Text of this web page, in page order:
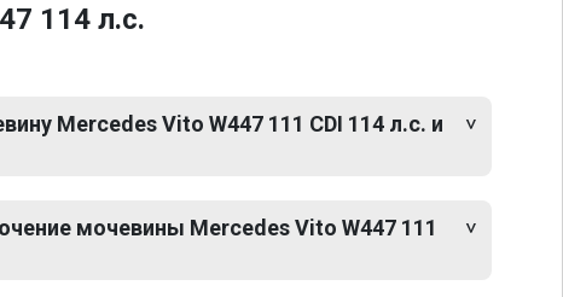
114 л.с.
Mercedes Vito W447 111 CDI 114 л.с. и
мочевины Mercedes Vito W447 111